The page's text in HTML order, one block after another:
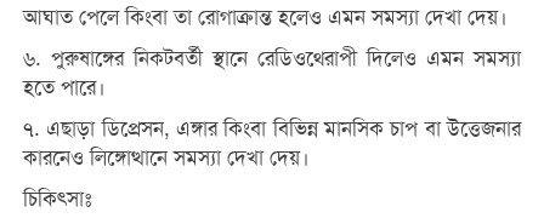
আঘাত পেলে কিংবা তা রোগাক্রান্ত হলেও এমন সমস্যা দেখা দেয়।
৬. পুরুষাঙ্গের নিকটবর্তী স্থানে রেডিওথেরাপী দিলেও এমন সমস্যা
হতে পারে।
৭. এছাড়া ডিপ্রেসন, এঙ্গার কিংবা বিভিন্ন মানসিক চাপ বা উত্তেজনার
কারনেও লিঙ্গোত্থানে সমস্যা দেখা দেয়।
চিকিৎসাঃ